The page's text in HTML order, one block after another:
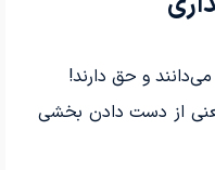
می‌دانند و حق دارند!
از دست دادن بخشی